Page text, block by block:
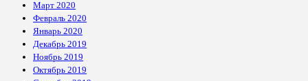
Март 2020
Февраль 2020
Январь 2020
Декабрь 2019
Ноябрь 2019
Октябрь 2019